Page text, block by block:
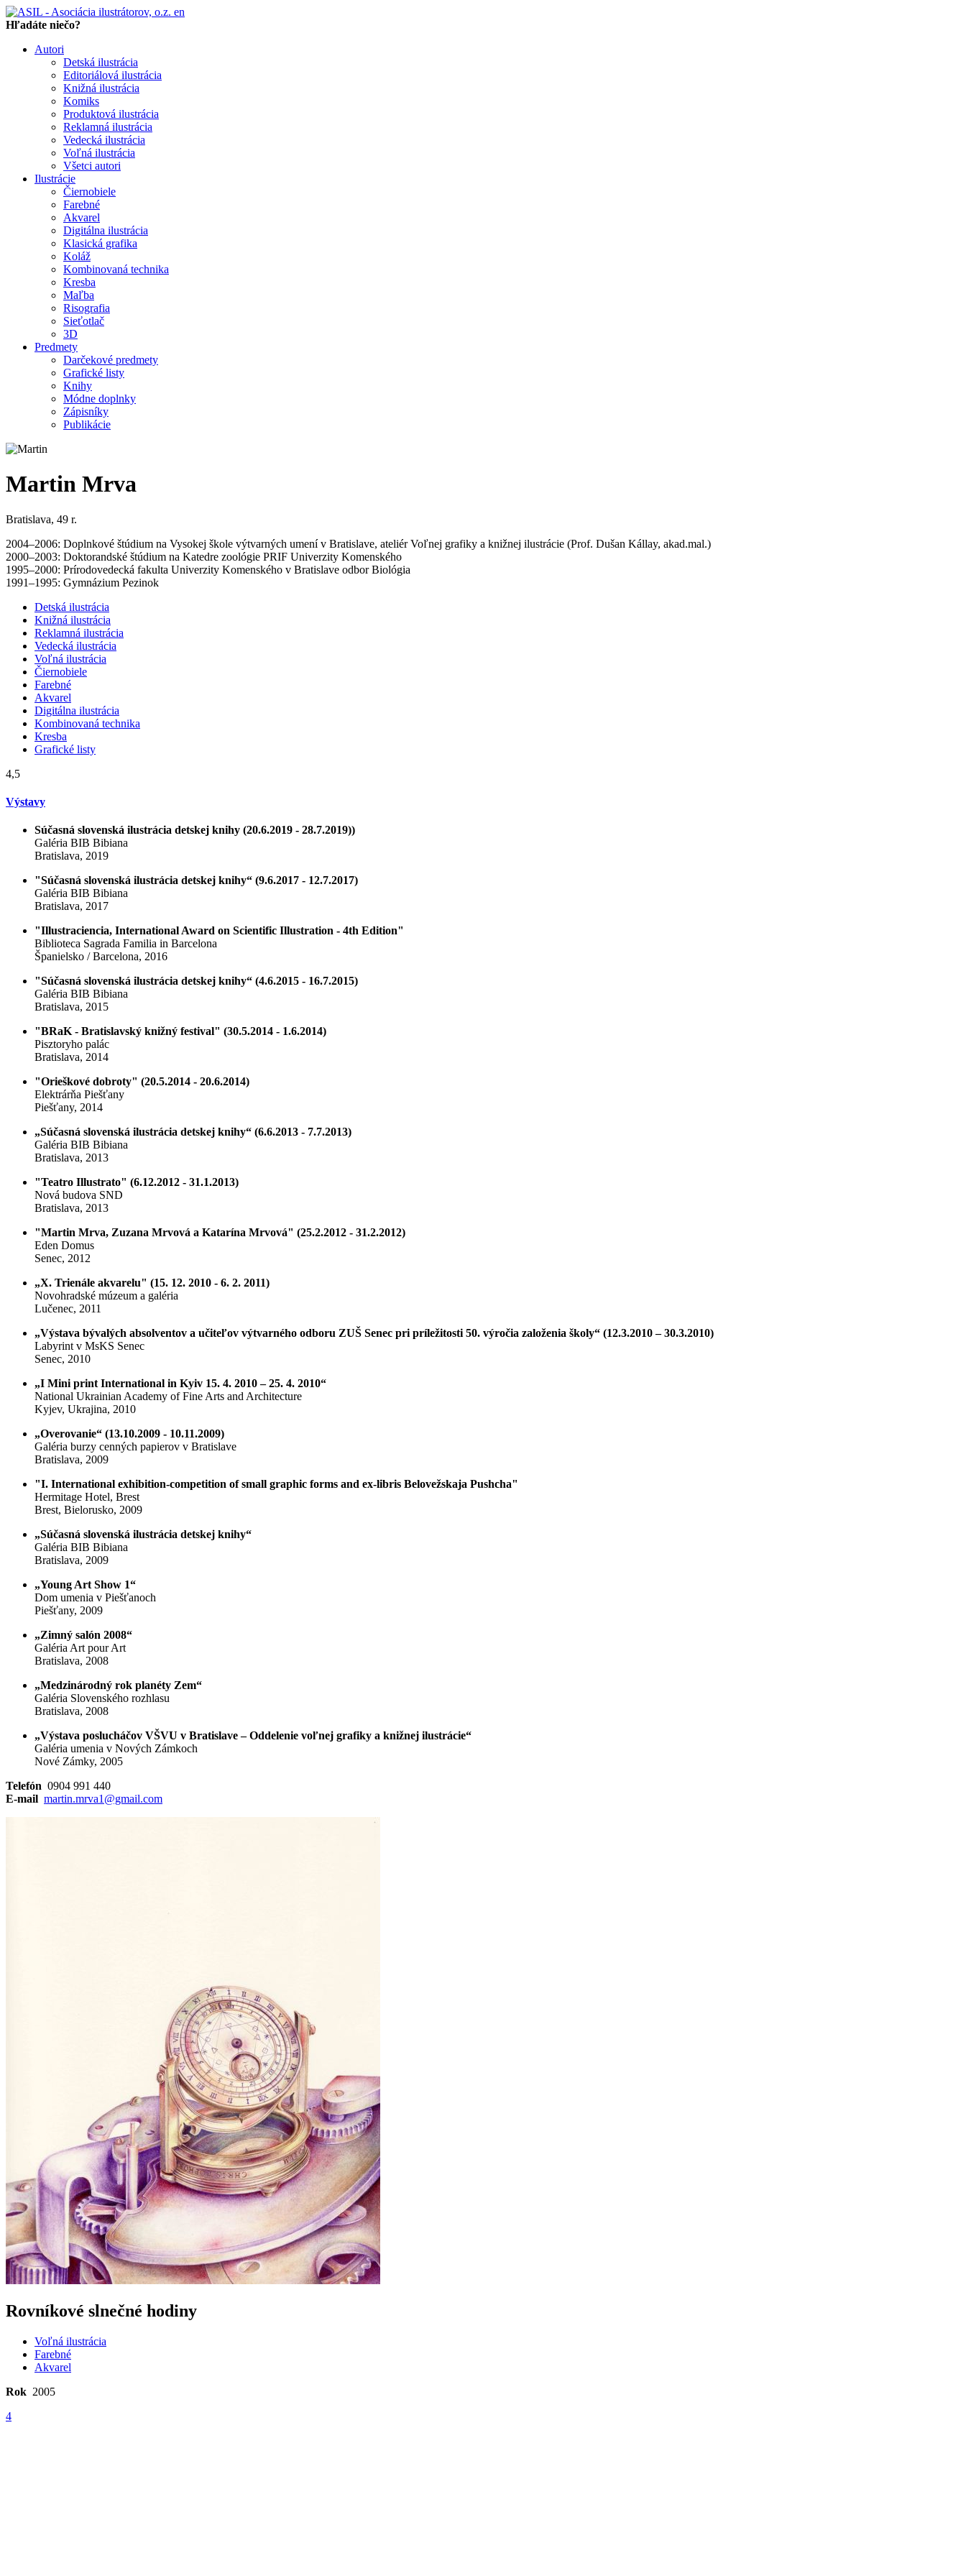
en
Hľadáte niečo?
Autori
Detská ilustrácia
Editoriálová ilustrácia
Knižná ilustrácia
Komiks
Produktová ilustrácia
Reklamná ilustrácia
Vedecká ilustrácia
Voľná ilustrácia
Všetci autori
Ilustrácie
Čiernobiele
Farebné
Akvarel
Digitálna ilustrácia
Klasická grafika
Koláž
Kombinovaná technika
Kresba
Maľba
Risografia
Sieťotlač
3D
Predmety
Darčekové predmety
Grafické listy
Knihy
Módne doplnky
Zápisníky
Publikácie
Martin Mrva
Bratislava, 49 r.
2004–2006: Doplnkové štúdium na Vysokej škole výtvarných umení v Bratislave, ateliér Voľnej grafiky a knižnej ilustrácie (Prof. Dušan Kállay, akad.mal.)
2000–2003: Doktorandské štúdium na Katedre zoológie PRIF Univerzity Komenského
1995–2000: Prírodovedecká fakulta Univerzity Komenského v Bratislave odbor Biológia
1991–1995: Gymnázium Pezinok
Detská ilustrácia
Knižná ilustrácia
Reklamná ilustrácia
Vedecká ilustrácia
Voľná ilustrácia
Čiernobiele
Farebné
Akvarel
Digitálna ilustrácia
Kombinovaná technika
Kresba
Grafické listy
4,5
Výstavy
Súčasná slovenská ilustrácia detskej knihy (20.6.2019 - 28.7.2019))
Galéria BIB Bibiana
Bratislava, 2019
"Súčasná slovenská ilustrácia detskej knihy“ (9.6.2017 - 12.7.2017)
Galéria BIB Bibiana
Bratislava, 2017
"Illustraciencia, International Award on Scientific Illustration - 4th Edition"
Biblioteca Sagrada Familia in Barcelona
Španielsko / Barcelona, 2016
"Súčasná slovenská ilustrácia detskej knihy“ (4.6.2015 - 16.7.2015)
Galéria BIB Bibiana
Bratislava, 2015
"BRaK - Bratislavský knižný festival" (30.5.2014 - 1.6.2014)
Pisztoryho palác
Bratislava, 2014
"Orieškové dobroty" (20.5.2014 - 20.6.2014)
Elektrárňa Piešťany
Piešťany, 2014
„Súčasná slovenská ilustrácia detskej knihy“ (6.6.2013 - 7.7.2013)
Galéria BIB Bibiana
Bratislava, 2013
"Teatro Illustrato" (6.12.2012 - 31.1.2013)
Nová budova SND
Bratislava, 2013
"Martin Mrva, Zuzana Mrvová a Katarína Mrvová" (25.2.2012 - 31.2.2012)
Eden Domus
Senec, 2012
„X. Trienále akvarelu" (15. 12. 2010 - 6. 2. 2011)
Novohradské múzeum a galéria
Lučenec, 2011
„Výstava bývalých absolventov a učiteľov výtvarného odboru ZUŠ Senec pri príležitosti 50. výročia založenia školy“ (12.3.2010 – 30.3.2010)
Labyrint v MsKS Senec
Senec, 2010
„I Mini print International in Kyiv 15. 4. 2010 – 25. 4. 2010“
National Ukrainian Academy of Fine Arts and Architecture
Kyjev, Ukrajina, 2010
„Overovanie“ (13.10.2009 - 10.11.2009)
Galéria burzy cenných papierov v Bratislave
Bratislava, 2009
"I. International exhibition-competition of small graphic forms and ex-libris Belovežskaja Pushcha"
Hermitage Hotel, Brest
Brest, Bielorusko, 2009
„Súčasná slovenská ilustrácia detskej knihy“
Galéria BIB Bibiana
Bratislava, 2009
„Young Art Show 1“
Dom umenia v Piešťanoch
Piešťany, 2009
„Zimný salón 2008“
Galéria Art pour Art
Bratislava, 2008
„Medzinárodný rok planéty Zem“
Galéria Slovenského rozhlasu
Bratislava, 2008
„Výstava poslucháčov VŠVU v Bratislave – Oddelenie voľnej grafiky a knižnej ilustrácie“
Galéria umenia v Nových Zámkoch
Nové Zámky, 2005
Telefón 0904 991 440
E-mail martin.mrva1@gmail.com
Rovníkové slnečné hodiny
Voľná ilustrácia
Farebné
Akvarel
Rok 2005
4